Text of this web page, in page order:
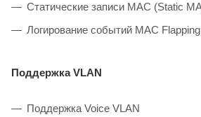
Статические записи MAC (Static
Логирование событий MAC Flapping
Поддержка VLAN
Поддержка Voice VLAN